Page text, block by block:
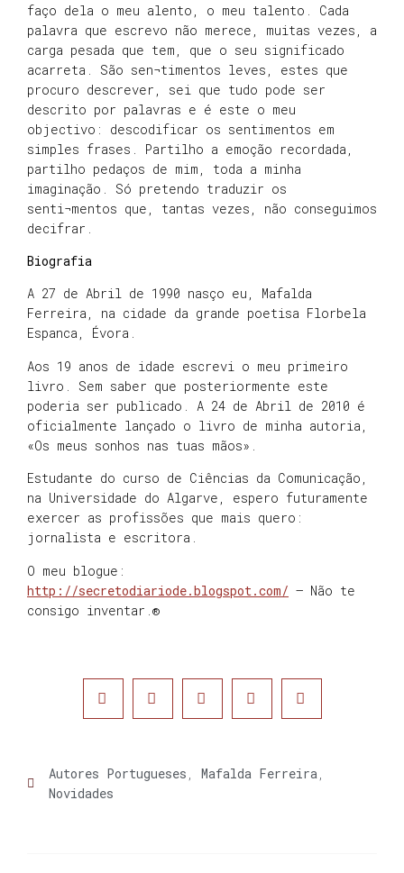
faço dela o meu alento, o meu talento. Cada
palavra que escrevo não merece, muitas vezes, a
carga pesada que tem, que o seu significado
acarreta. São sen¬timentos leves, estes que
procuro descrever, sei que tudo pode ser
descrito por palavras e é este o meu
objectivo: descodificar os sentimentos em
simples frases. Partilho a emoção recordada,
partilho pedaços de mim, toda a minha
imaginação. Só pretendo traduzir os
senti¬mentos que, tantas vezes, não conseguimos
decifrar.
Biografia
A 27 de Abril de 1990 nasço eu, Mafalda
Ferreira, na cidade da grande poetisa Florbela
Espanca, Évora.
Aos 19 anos de idade escrevi o meu primeiro
livro. Sem saber que posteriormente este
poderia ser publicado. A 24 de Abril de 2010 é
oficialmente lançado o livro de minha autoria,
«Os meus sonhos nas tuas mãos».
Estudante do curso de Ciências da Comunicação,
na Universidade do Algarve, espero futuramente
exercer as profissões que mais quero:
jornalista e escritora.
O meu blogue:
http://secretodiariode.blogspot.com/ – Não te
consigo inventar.®
Autores Portugueses , Mafalda Ferreira,
Novidades